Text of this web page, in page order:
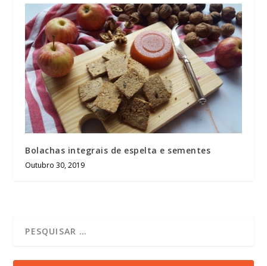
Bolachas integrais de espelta e sementes
Outubro 30, 2019